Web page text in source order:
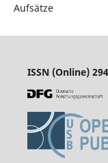
Aufsätze
ISSN (Online)